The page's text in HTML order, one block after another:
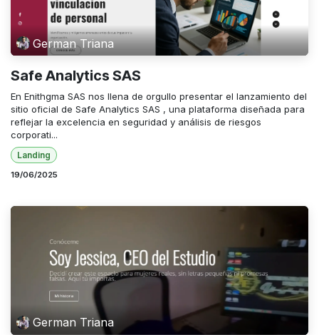
German Triana
Safe Analytics SAS
En Enithgma SAS nos llena de orgullo presentar el lanzamiento del
sitio oficial de Safe Analytics SAS , una plataforma diseñada para
reflejar la excelencia en seguridad y análisis de riesgos
corporati...
Landing
19/06/2025
German Triana